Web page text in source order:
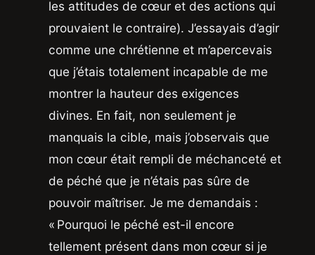
les attitudes de cœur et des actions qui
prouvaient le contraire). J’essayais d’agir
comme une chrétienne et m’apercevais
que j’étais totalement incapable de me
montrer la hauteur des exigences
divines. En fait, non seulement je
manquais la cible, mais j’observais que
mon cœur était rempli de méchanceté et
de péché que je n’étais pas sûre de
pouvoir maîtriser. Je me demandais :
« Pourquoi le péché est-il encore
tellement présent dans mon cœur si je